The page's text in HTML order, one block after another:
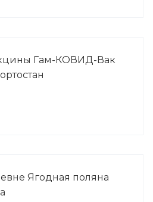
Гам-КОВИД-Вак
Ягодная поляна